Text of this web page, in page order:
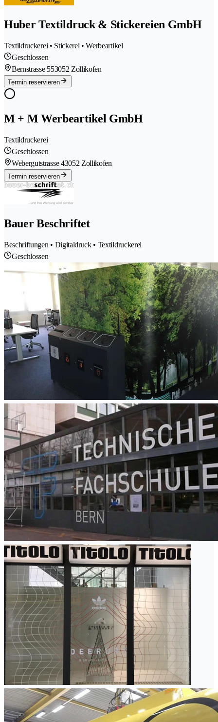
Huber Textildruck & Stickereien GmbH
Textildruckerei • Stickerei • Werbeartikel
Geschlossen
Bernstrasse 553052 Zollikofen
Termin reservieren
M + M Werbeartikel GmbH
Textildruckerei
Geschlossen
Webergutstrasse 43052 Zollikofen
Termin reservieren
Bauer Beschriftet
Beschriftungen • Digitaldruck • Textildruckerei
Geschlossen